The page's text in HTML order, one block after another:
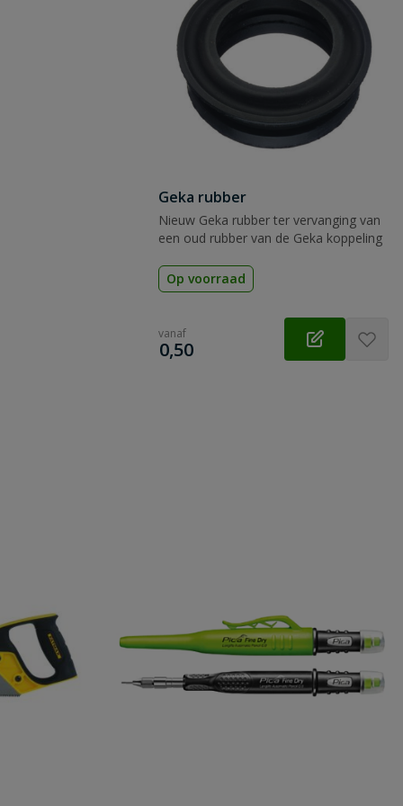
Geka rubber
Nieuw Geka rubber ter vervanging van
een oud rubber van de Geka koppeling
Op voorraad
vanaf
€
0,50